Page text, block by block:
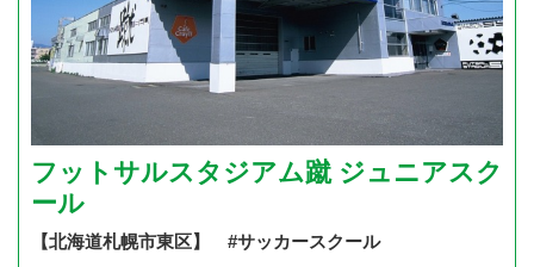
フットサルスタジアム蹴 ジュニアスク
ール
【北海道札幌市東区】 #サッカースクール